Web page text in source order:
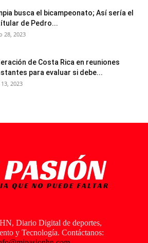
busca el bicampeonato; Así sería el
de Pedro...
28, 2023
de Costa Rica en reuniones
para evaluar si debe...
2023
Diario Digital de deportes,
y Tecnología. Contáctanos: